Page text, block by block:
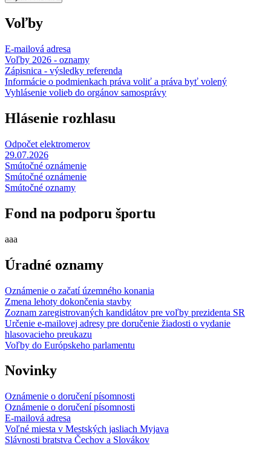
Voľby
E-mailová adresa
Voľby 2026 - oznamy
Zápisnica - výsledky referenda
Informácie o podmienkach práva voliť a práva byť volený
Vyhlásenie volieb do orgánov samosprávy
Hlásenie rozhlasu
Odpočet elektromerov
29.07.2026
Smútočné oznámenie
Smútočné oznámenie
Smútočné oznamy
Fond na podporu športu
aaa
Úradné oznamy
Oznámenie o začatí územného konania
Zmena lehoty dokončenia stavby
Zoznam zaregistrovaných kandidátov pre voľby prezidenta SR
Určenie e-mailovej adresy pre doručenie žiadosti o vydanie
hlasovacieho preukazu
Voľby do Európskeho parlamentu
Novinky
Oznámenie o doručení písomnosti
Oznámenie o doručení písomnosti
E-mailová adresa
Voľné miesta v Mestských jasliach Myjava
Slávnosti bratstva Čechov a Slovákov